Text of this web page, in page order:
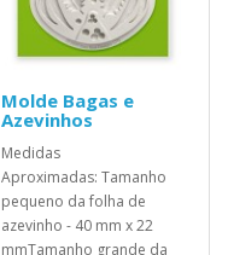
Molde Bagas e
Azevinhos
Medidas
Aproximadas: Tamanho
pequeno da folha de
azevinho - 40 mm x 22
mmTamanho grande da